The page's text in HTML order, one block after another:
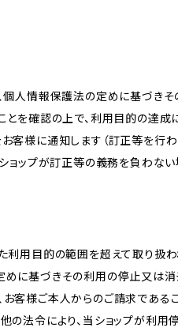
人情報保護法の定めに基づきそ
とを確認の上で、利用目的の達
客様に通知します（訂正等を行
ョップが訂正等の義務を負わな
利用目的の範囲を超えて取り
基づきその利用の停止又は消去
客様ご本人からのご請求であ
の法令により、当ショップが利